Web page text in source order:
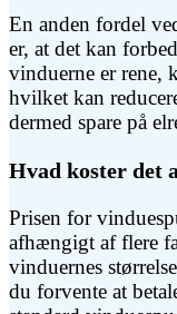
En anden fordel
er, at det kan
vinduerne er rene,
hvilket kan
dermed spare på
Hvad koster det
Prisen for
afhængigt af flere
vinduernes
du forvente at